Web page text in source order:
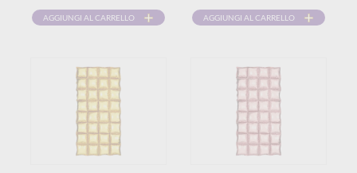
AGGIUNGI AL CARRELLO AGGIUNGI AL CARRELLO